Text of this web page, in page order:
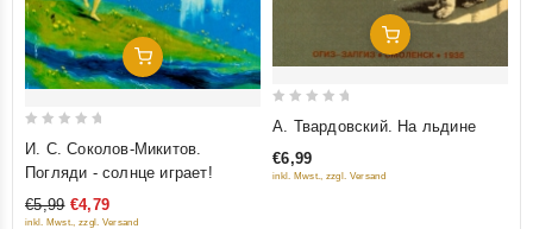
Добавить В Корзину
5
И. С. Соколов-Микитов.
Погляди - солнце играет!
€5,99 €4,79
inkl. Mwst., zzgl. Versand
Добавить В Корзину
of
А. Твардовский. На льдине
€6,99
inkl. Mwst., zzgl. Versand